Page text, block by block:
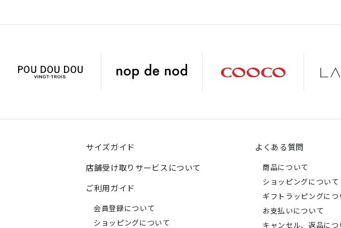
サイズガイド
店舗受け取りサービスについて
ご利用ガイド
会員登録について
ショッピングについて
よくある質問
商品について
ショッピングについて
ギフトラッピングにつ
お支払いについて
キャンセル、返品につ